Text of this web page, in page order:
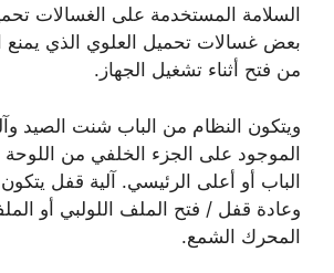
السلامة المستخدمة على الغسالات
بعض غسالات تحميل العلوي الذي يمنع
من فتح أثناء تشغيل الجهاز.
ويتكون النظام من الباب شنت الصيد
الموجود على الجزء الخلفي من اللوحة
الباب أو أعلى الرئيسي. آلية قفل
وعادة قفل / فتح الملف اللولبي أو
المحرك الشمع.